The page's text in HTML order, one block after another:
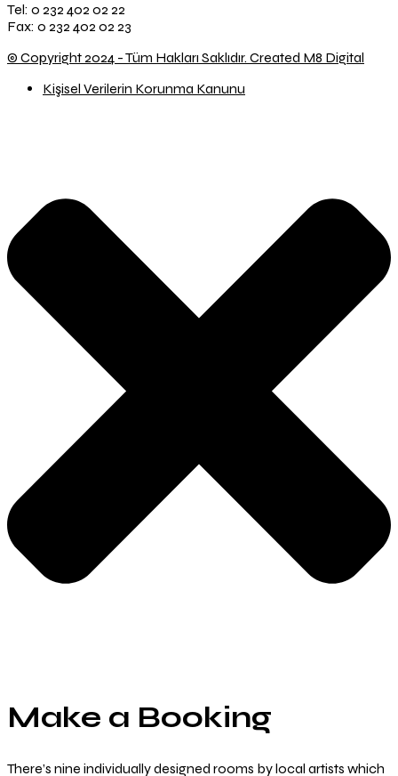
Tel: 0 232 402 02 22
Fax: 0 232 402 02 23
© Copyright 2024 - Tüm Hakları Saklıdır. Created M8 Digital
Kişisel Verilerin Korunma Kanunu
Make a Booking
There’s nine individually designed rooms by local artists which